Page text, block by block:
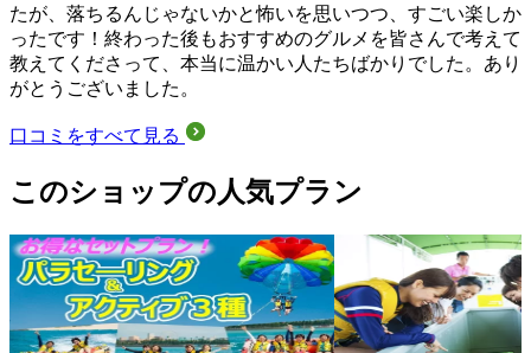
たが、落ちるんじゃないかと怖いを思いつつ、すごい楽しか
ったです！終わった後もおすすめのグルメを皆さんで考えて
教えてくださって、本当に温かい人たちばかりでした。あり
がとうございました。
口コミをすべて見る
このショップの人気プラン